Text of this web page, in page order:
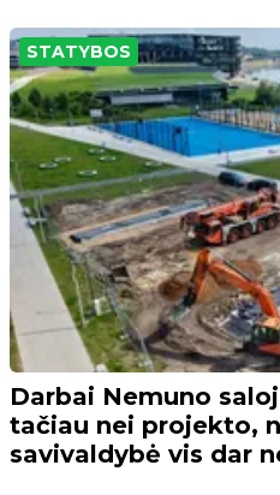
STATYBOS
Darbai Nemuno
tačiau nei projekto,
savivaldybė vis dar